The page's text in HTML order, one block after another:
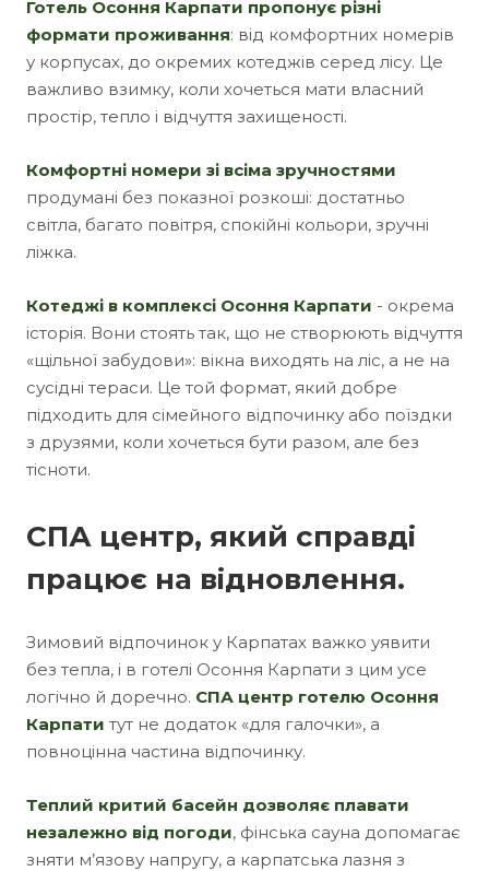
Готель Осоння Карпати пропонує різні
формати проживання: від комфортних номерів
у корпусах, до окремих котеджів серед лісу. Це
важливо взимку, коли хочеться мати власний
простір, тепло і відчуття захищеності.
Комфортні номери зі всіма зручностями
продумані без показної розкоші: достатньо
світла, багато повітря, спокійні кольори, зручні
ліжка.
Котеджі в комплексі Осоння Карпати - окрема
історія. Вони стоять так, що не створюють відчуття
«щільної забудови»: вікна виходять на ліс, а не на
сусідні тераси. Це той формат, який добре
підходить для сімейного відпочинку або поїздки
з друзями, коли хочеться бути разом, але без
тісноти.
СПА центр, який справді
працює на відновлення.
Зимовий відпочинок у Карпатах важко уявити
без тепла, і в готелі Осоння Карпати з цим усе
логічно й доречно. СПА центр готелю Осоння
Карпати тут не додаток «для галочки», а
повноцінна частина відпочинку.
Теплий критий басейн дозволяє плавати
незалежно від погоди, фінська сауна допомагає
зняти м’язову напругу, а карпатська лазня з